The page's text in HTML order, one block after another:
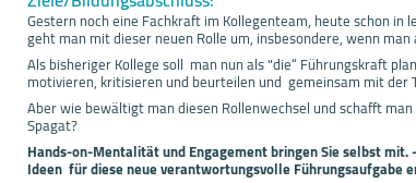
Gestern noch eine Fachkraft im Kollegenteam, heute schon
geht man mit dieser neuen Rolle um, insbesondere, wenn
Als bisheriger Kollege soll man nun als "die“ Führungskraft
motivieren, kritisieren und beurteilen und gemeinsam mit der
Aber wie bewältigt man diesen Rollenwechsel und schafft
Spagat?
Hands-on-Mentalität und Engagement bringen Sie selbst
Ideen für diese neue verantwortungsvolle Führungsaufgabe